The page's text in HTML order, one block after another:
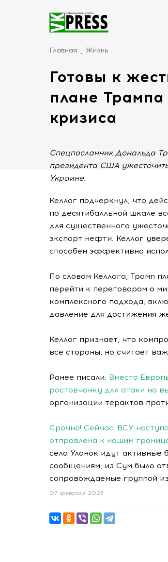
Главная Жизнь
Готовы к
плане
кризиса
Спецпосланник Дональда
президента США
Украине.
Келлог подчеркнул, что
по десятибалльной шкале
для существенного
экспорт нефти. Келлог
способен эффективно
По словам Келлога, Трамп
перейти к переговорам о
комплексного подхода,
давление для достижения
Келлог признает, что
все стороны, но считает
Ранее писали: Вместо
ростовчанку для атаки на
организации терактов
Срочно! Сейчас! ВСУ
отправлена к нашим
села Уланок идут
сообщениям, из Сум было
сопровождаемые группой
07 февраля 2025